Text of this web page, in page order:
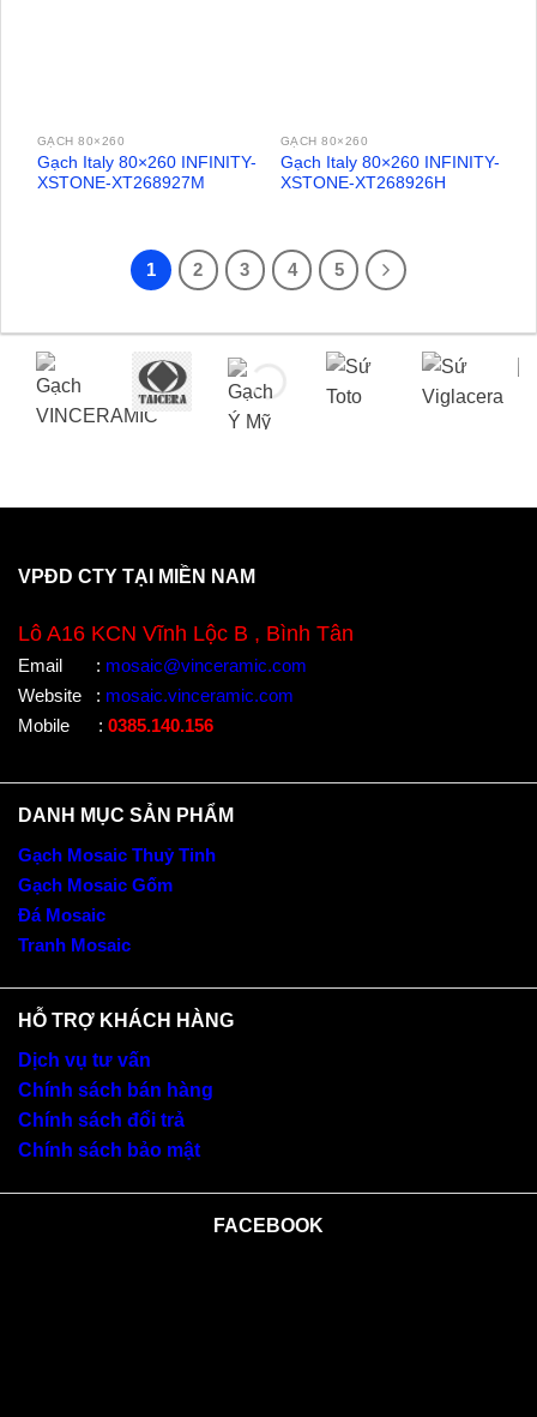
GẠCH 80×260
Gạch Italy 80×260 INFINITY-
XSTONE-XT268927M
GẠCH 80×260
Gạch Italy 80×260 INFINITY-
XSTONE-XT268926H
1 2 3 4 5
VPĐD CTY TẠI MIỀN NAM
Lô A16 KCN Vĩnh Lộc B , Bình Tân
Email : mosaic@vinceramic.com
Website
: mosaic.vinceramic.com
Mobile
: 0385.140.156
DANH MỤC SẢN PHẨM
Gạch Mosaic Thuỷ Tinh
Gạch Mosaic Gốm
Đá Mosaic
Tranh Mosaic
HỖ TRỢ KHÁCH HÀNG
Dịch vụ tư vấn
Chính sách bán hàng
Chính sách đổi trả
Chính sách bảo mật
FACEBOOK